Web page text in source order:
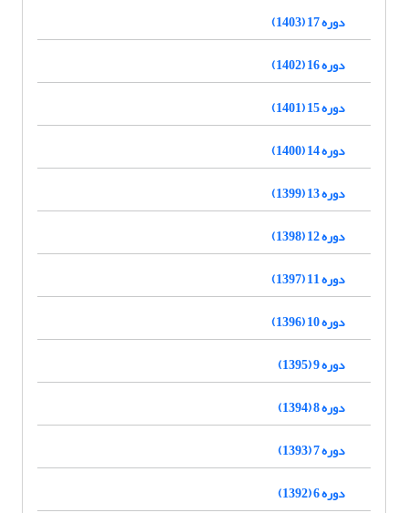
دوره 17 (1403)
دوره 16 (1402)
دوره 15 (1401)
دوره 14 (1400)
دوره 13 (1399)
دوره 12 (1398)
دوره 11 (1397)
دوره 10 (1396)
دوره 9 (1395)
دوره 8 (1394)
دوره 7 (1393)
دوره 6 (1392)